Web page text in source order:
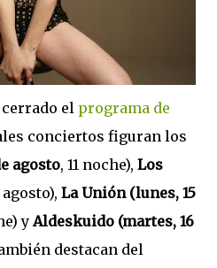
el programa de
conciertos figuran los
agosto, 11 noche), Los
agosto), La Unión (lunes, 15
yAldeskuido (martes, 16
destacan del